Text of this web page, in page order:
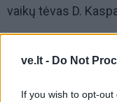
ve.lt - Do Not
If you wish to opt-
vaikų tėvas D.